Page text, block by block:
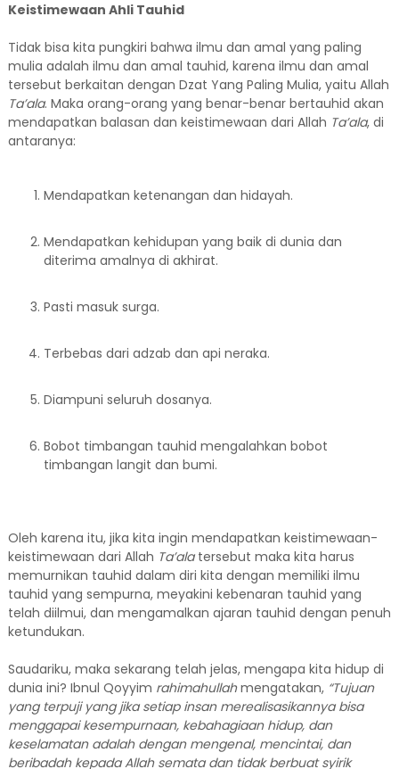
Keistimewaan Ahli Tauhid
Tidak bisa kita pungkiri bahwa ilmu dan amal yang paling
mulia adalah ilmu dan amal tauhid, karena ilmu dan amal
tersebut berkaitan dengan Dzat Yang Paling Mulia, yaitu Allah
Ta’ala. Maka orang-orang yang benar-benar bertauhid akan
mendapatkan balasan dan keistimewaan dari Allah Ta’ala, di
antaranya:
Mendapatkan ketenangan dan hidayah.
Mendapatkan kehidupan yang baik di dunia dan
diterima amalnya di akhirat.
Pasti masuk surga.
Terbebas dari adzab dan api neraka.
Diampuni seluruh dosanya.
Bobot timbangan tauhid mengalahkan bobot
timbangan langit dan bumi.
Oleh karena itu, jika kita ingin mendapatkan keistimewaan-
keistimewaan dari Allah Ta’alatersebut maka kita harus
memurnikan tauhid dalam diri kita dengan memiliki ilmu
tauhid yang sempurna, meyakini kebenaran tauhid yang
telah diilmui, dan mengamalkan ajaran tauhid dengan penuh
ketundukan.
Saudariku, maka sekarang telah jelas, mengapa kita hidup di
dunia ini? Ibnul Qoyyim rahimahullahmengatakan, “Tujuan
yang terpuji yang jika setiap insan merealisasikannya bisa
menggapai kesempurnaan, kebahagiaan hidup, dan
keselamatan adalah dengan mengenal, mencintai, dan
beribadah kepada Allah semata dan tidak berbuat syirik